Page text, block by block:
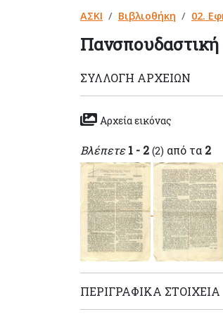
ΑΣΚΙ Βιβλιοθήκη 02.
Πανσπουδαστική
ΣΥΛΛΟΓΉ ΑΡΧΕΊΩΝ
Αρχεία εικόνας
Βλέπετε 1 - 2 (2) από τα 2
ΠΕΡΙΓΡΑΦΙΚΆ ΣΤΟΙΧΕΊΑ